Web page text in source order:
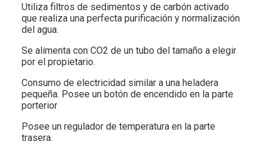
Utiliza filtros de sedimentos y de carbón activado
que realiza una perfecta purificación y normalización
del agua.
Se alimenta con CO2 de un tubo del tamaño a elegir
por el propietario.
Consumo de electricidad similar a una heladera
pequeña. Posee un botón de encendido en la parte
porterior
Posee un regulador de temperatura en la parte
trasera.